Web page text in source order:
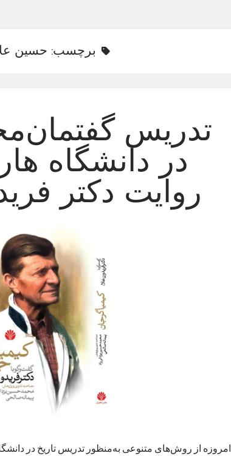
برچسب: حسین
تدریس
در دانشگاه
روایت دکتر
امروزه از روش‌های متنوعی به‌منظور تدریس تاریخ در